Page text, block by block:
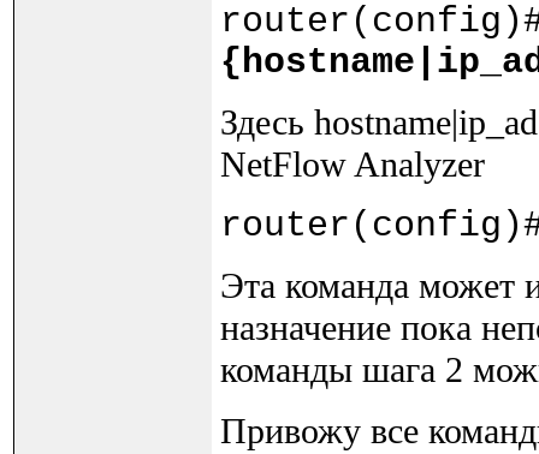
Здесь
NetFlow Analyzer
Эта команда может
назначение пока
команды шага 2
Привожу все